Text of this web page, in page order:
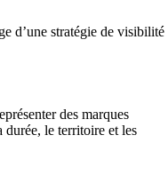
d’une stratégie de visibilité
des marques
durée, le territoire et les